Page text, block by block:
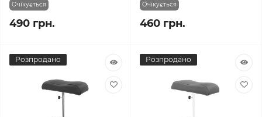
Очікується
490 грн.
Очікується
460 грн.
Розпродано Розпродано